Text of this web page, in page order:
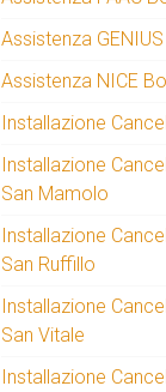
Assistenza
Assistenza NICE
Installazione
Installazione
San Mamolo
Installazione
San Ruffillo
Installazione
San Vitale
Installazione